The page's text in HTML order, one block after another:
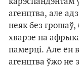
агенцтва, але
неяк без грошаў,
хварэе на
памерці. Але ён
агенцтва ўжо не